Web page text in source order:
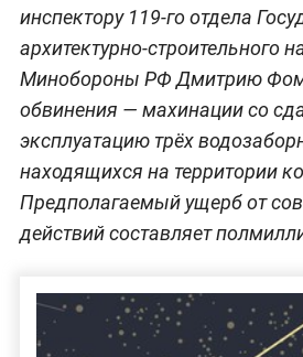
инспектору 119-го отдела
архитектурно-строительного
Минобороны РФ Дмитрию
обвинения — махинации со
эксплуатацию трёх
находящихся на территории
Предполагаемый ущерб от
действий составляет